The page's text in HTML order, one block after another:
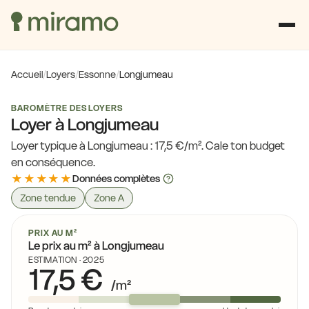
Accueil/Loyers/Essonne/Longjumeau
BAROMÈTRE DES LOYERS
Loyer à Longjumeau
Loyer typique à Longjumeau : 17,5 €/m². Cale ton budget
en conséquence.
★★★★★Données complètes
Zone tendue
Zone A
PRIX AU M²
Le prix au m² à Longjumeau
ESTIMATION · 2025
17,5 € /m²